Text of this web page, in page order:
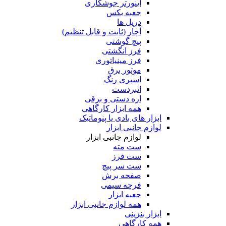
اینورتر جوشکاری
جعبه بکس
دریل ها
آچار (ثابت و قابل تنظیم)
پیچ گوشتی
فرز انگشتی
فرز مینیاتوری
موتور برق
اسپری رنگ
انبردست
اره دستی و برقی
همه ابزار کارگاهی
ابزار های بادی یا پنوماتیک
لوازم جانبی ابزار
لوازم جانبی ابزار
ست مته
ست فرز
ست سر پیچ
صفحه برش
فرچه سیمی
جعبه ابزار
همه لوازم جانبی ابزار
ابزار بنزینی
همه کارگاهی